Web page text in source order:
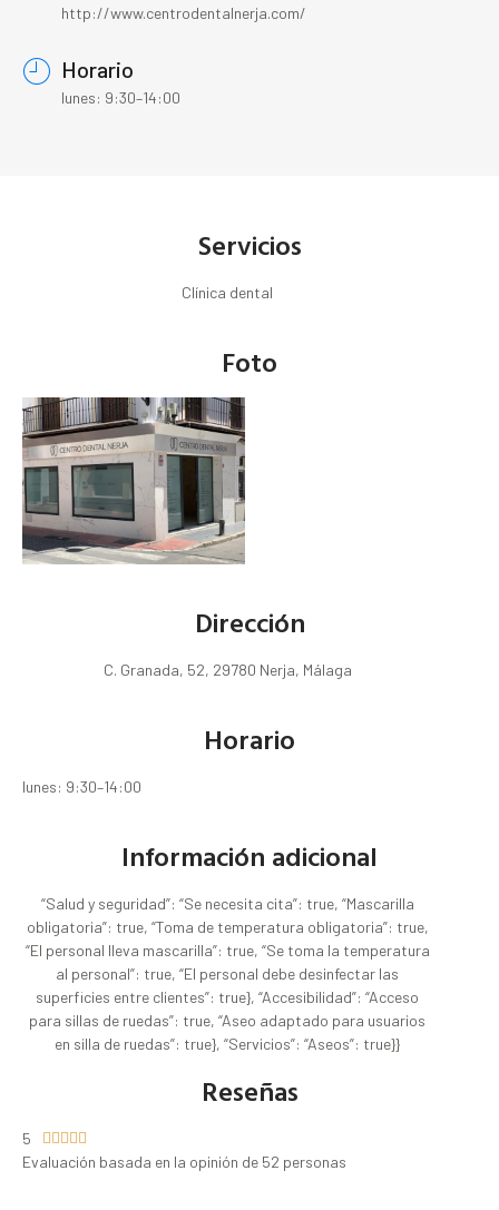
http://www.centrodentalnerja.com/
Horario
lunes: 9:30–14:00
Servicios
Clínica dental
Foto
Dirección
C. Granada, 52, 29780 Nerja, Málaga
Horario
lunes: 9:30–14:00
Información adicional
“Salud y seguridad”: “Se necesita cita”: true, “Mascarilla
obligatoria”: true, “Toma de temperatura obligatoria”: true,
“El personal lleva mascarilla”: true, “Se toma la temperatura
al personal”: true, “El personal debe desinfectar las
superficies entre clientes”: true}, “Accesibilidad”: “Acceso
para sillas de ruedas”: true, “Aseo adaptado para usuarios
en silla de ruedas”: true}, “Servicios”: “Aseos”: true}}
Reseñas
5     
Evaluación basada en la opinión de 52 personas